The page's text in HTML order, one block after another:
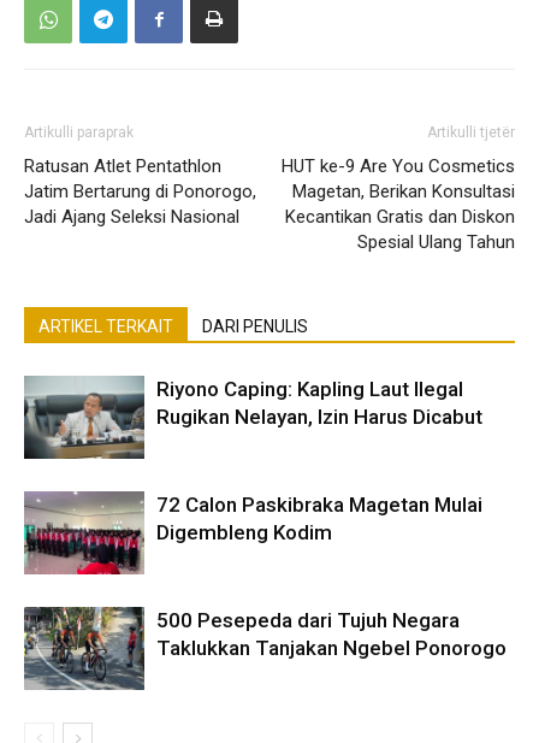
Artikulli paraprak
Ratusan Atlet Pentathlon
Jatim Bertarung di Ponorogo,
Jadi Ajang Seleksi Nasional
Artikulli tjetër
HUT ke-9 Are You Cosmetics
Magetan, Berikan Konsultasi
Kecantikan Gratis dan Diskon
Spesial Ulang Tahun
ARTIKEL TERKAIT DARI PENULIS
Riyono Caping: Kapling Laut Ilegal
Rugikan Nelayan, Izin Harus Dicabut
72 Calon Paskibraka Magetan Mulai
Digembleng Kodim
500 Pesepeda dari Tujuh Negara
Taklukkan Tanjakan Ngebel Ponorogo